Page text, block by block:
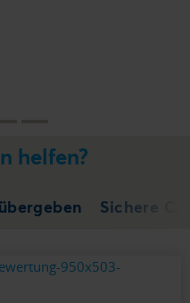
helfen?
Sichere